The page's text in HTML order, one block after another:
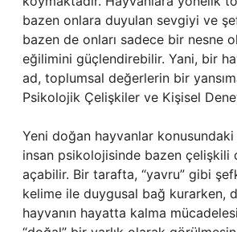
bazen onlara duyulan sevgiyi ve
bazen de onları sadece bir nesne
eğilimini güçlendirebilir. Yani, bir
ad, toplumsal değerlerin bir
Psikolojik Çelişkiler ve Kişisel
Yeni doğan hayvanlar konusundaki
insan psikolojisinde bazen çelişkili
açabilir. Bir tarafta, “yavru” gibi
kelime ile duygusal bağ kurarken,
hayvanın hayatta kalma